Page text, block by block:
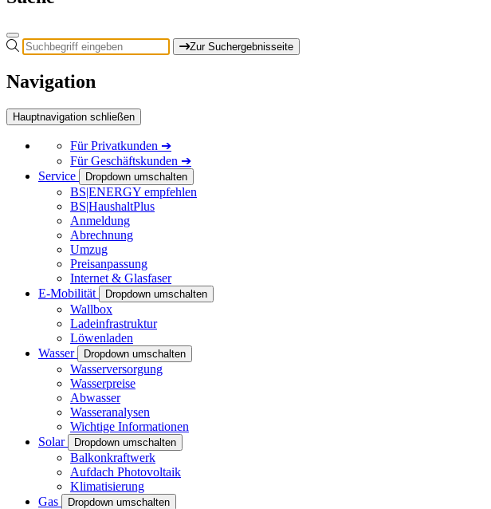
Zur Suchergebnisseite
Navigation
Hauptnavigation schließen
FürPrivatkunden ➔
FürGeschäftskunden ➔
Service
Dropdown umschalten
BS|ENERGY empfehlen
BS|HaushaltPlus
Anmeldung
Abrechnung
Umzug
Preisanpassung
Internet & Glasfaser
E-Mobilität
Dropdown umschalten
Wallbox
Ladeinfrastruktur
Löwenladen
Wasser
Dropdown umschalten
Wasserversorgung
Wasserpreise
Abwasser
Wasseranalysen
Wichtige Informationen
Solar
Dropdown umschalten
Balkonkraftwerk
Aufdach Photovoltaik
Klimatisierung
Gas
Dropdown umschalten